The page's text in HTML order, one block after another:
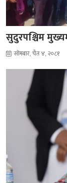
सुदुरपश्चिम
सोमबार, चैत ४, २०८१